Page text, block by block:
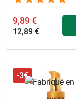
9,89 €
12,89 €
-3€